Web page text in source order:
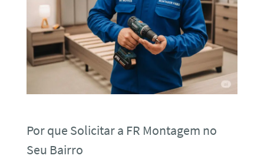
Por que Solicitar a FR Montagem no
Seu Bairro